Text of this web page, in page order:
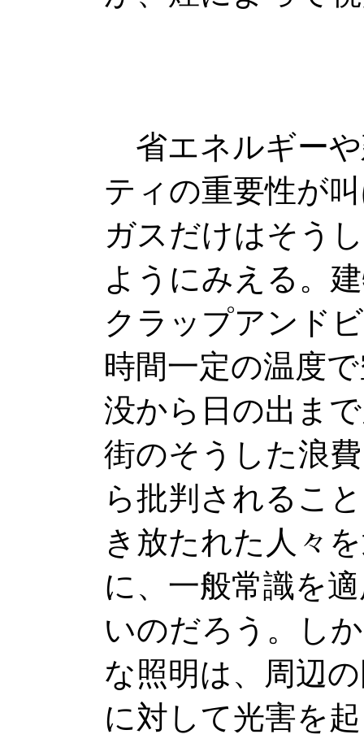
省エネルギー
ティの重要性が
ガスだけはそう
ようにみえる。
クラップアンド
時間一定の温度
没から日の出ま
街のそうした浪
ら批判されるこ
き放たれた人々
に、一般常識を
いのだろう。し
な照明は、周辺
に対して光害を